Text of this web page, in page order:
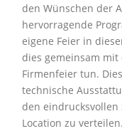
den Wünschen der
hervorragende
eigene Feier in
dies gemeinsam mit
Firmenfeier tun.
technische
den
Location zu verteilen.